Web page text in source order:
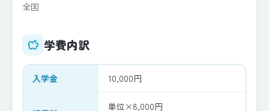
全国
savings 学費内訳
入学金 10,000円
単位×8,000円